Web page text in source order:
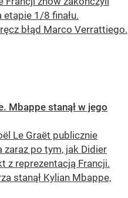
etapie 1/8 finału.
błąd Marco Verrattiego.
Mbappe stanął w jego
Le Graët publicznie
zaraz po tym, jak Didier
z reprezentacją Francji.
stanął Kylian Mbappe,